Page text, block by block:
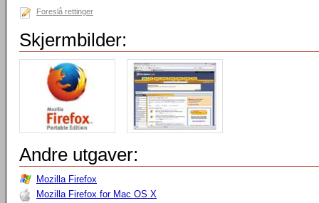
Foreslå rettinger
Skjermbilder:
Andre utgaver:
Mozilla Firefox
Mozilla Firefox for Mac OS X